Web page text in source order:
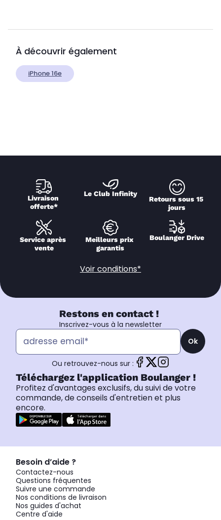
À découvrir également
iPhone 16e
Livraison
offerte*
Le Club Infinity
Retours sous 15
jours
Service après
vente
Meilleurs prix
garantis
Boulanger Drive
Voir conditions*
Restons en contact !
Inscrivez-vous à la newsletter
Ok
Ou retrouvez-nous sur :
Téléchargez l'application Boulanger !
Profitez d'avantages exclusifs, du suivi de votre
commande, de conseils d'entretien et plus
encore.
Besoin d’aide ?
Contactez-nous
Questions fréquentes
Suivre une commande
Nos conditions de livraison
Nos guides d'achat
Centre d'aide